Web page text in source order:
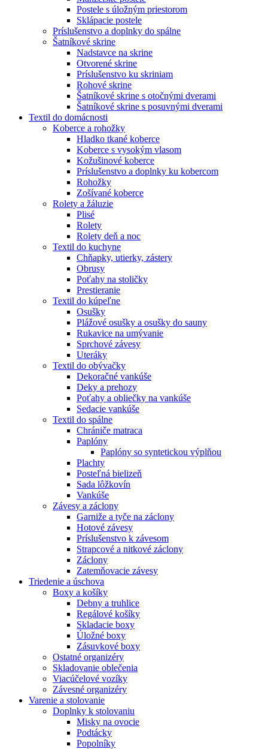
Postele s úložným priestorom
Sklápacie postele
Príslušenstvo a doplnky do spálne
Šatníkové skrine
Nadstavce na skrine
Otvorené skrine
Príslušenstvo ku skriniam
Rohové skrine
Šatníkové skrine s otočnými dverami
Šatníkové skrine s posuvnými dverami
Textil do domácnosti
Koberce a rohožky
Hladko tkané koberce
Koberce s vysokým vlasom
Kožušinové koberce
Príslušenstvo a doplnky ku kobercom
Rohožky
Zošívané koberce
Rolety a žáluzie
Plisé
Rolety
Rolety deň a noc
Textil do kuchyne
Chňapky, utierky, zástery
Obrusy
Poťahy na stoličky
Prestieranie
Textil do kúpeľne
Osušky
Plážové osušky a osušky do sauny
Rukavice na umývanie
Sprchové závesy
Uteráky
Textil do obývačky
Dekoračné vankúše
Deky a prehozy
Poťahy a obliečky na vankúše
Sedacie vankúše
Textil do spálne
Chrániče matraca
Paplóny
Paplóny so syntetickou výplňou
Plachty
Posteľná bielizeň
Sada lôžkovín
Vankúše
Závesy a záclony
Garniže a tyče na záclony
Hotové závesy
Príslušenstvo k závesom
Strapcové a nitkové záclony
Záclony
Zatemňovacie závesy
Triedenie a úschova
Boxy a košíky
Debny a truhlice
Regálové košíky
Skladacie boxy
Úložné boxy
Zásuvkové boxy
Ostatné organizéry
Skladovanie oblečenia
Viacúčelové vozíky
Závesné organizéry
Varenie a stolovanie
Doplnky k stolovaniu
Misky na ovocie
Podtácky
Popolníky